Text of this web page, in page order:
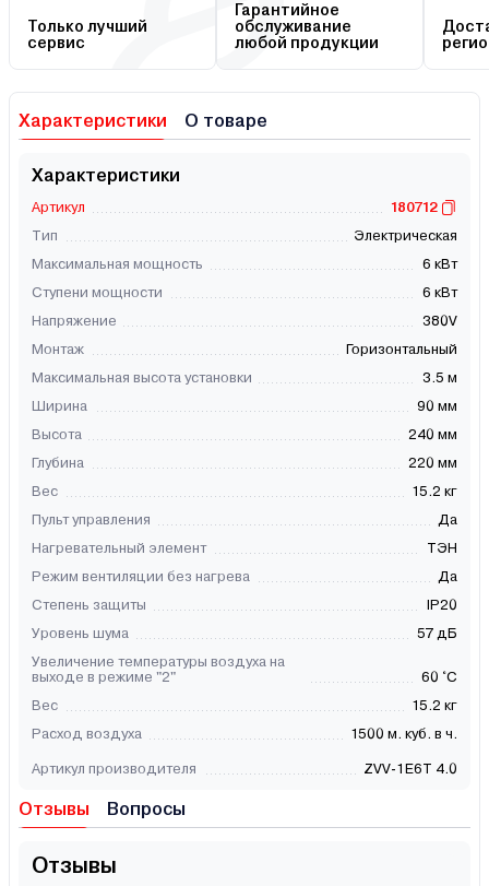
Только лучший
сервис
Гарантийное
обслуживание
любой продукции
Характеристики О товаре
Характеристики
Артикул
180712
Тип
Электрическая
Максимальная мощность
6 кВт
Ступени мощности
6 кВт
Напряжение
380V
Монтаж
Горизонтальный
Максимальная высота установки
3.5 м
Ширина
90 мм
Высота
240 мм
Глубина
220 мм
Вес
15.2 кг
Пульт управления
Да
Нагревательный элемент
ТЭН
Режим вентиляции без нагрева
Да
Степень защиты
IP20
Уровень шума
57 дБ
Увеличение температуры воздуха на
выходе в режиме "2"
60 °C
Вес
15.2 кг
Расход воздуха
1500 м. куб. в ч.
Артикул производителя ZVV-1E6T 4.0
Отзывы Вопросы
Отзывы